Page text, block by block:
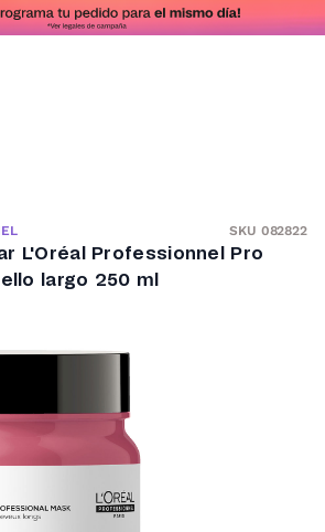
SKU 082822
L'Oréal Professionnel Pro
largo 250 ml